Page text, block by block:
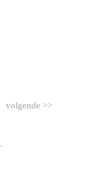
volgende >>